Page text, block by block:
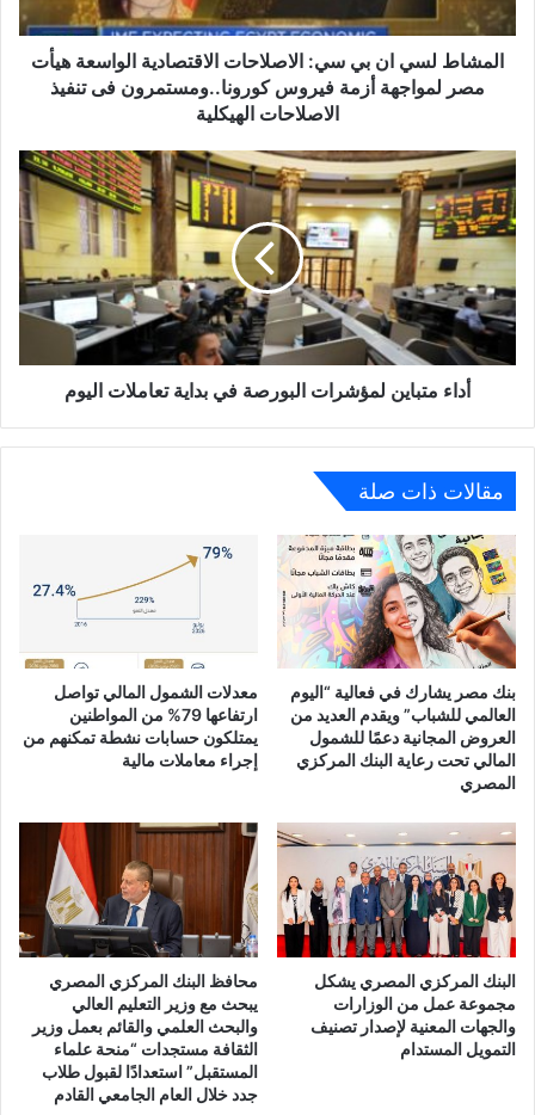
الواسعة
هيأت
مصر
لمواجهة
كورونا..ومستمرون
فى
تنفيذ
الاصلاحات
الهيكلية
المشاط لسي ان بي سي: الاصلاحات الاقتصادية الواسعة هيأت
مصر لمواجهة أزمة فيروس كورونا..ومستمرون فى تنفيذ
الاصلاحات الهيكلية
أداء
متباين
لمؤشرات
البورصة
في
بداية
تعاملات
اليوم
أداء متباين لمؤشرات البورصة في بداية تعاملات اليوم
مقالات ذات صلة
بنك مصر يشارك في فعالية “اليوم
العالمي للشباب” ويقدم العديد من
العروض المجانية دعمًا للشمول
المالي تحت رعاية البنك المركزي
المصري
معدلات الشمول المالي تواصل
ارتفاعها 79% من المواطنين
يمتلكون حسابات نشطة تمكنهم من
إجراء معاملات مالية
البنك المركزي المصري يشكل
مجموعة عمل من الوزارات
والجهات المعنية لإصدار تصنيف
التمويل المستدام
محافظ البنك المركزي المصري
يبحث مع وزير التعليم العالي
والبحث العلمي والقائم بعمل وزير
الثقافة مستجدات “منحة علماء
المستقبل” استعدادًا لقبول طلاب
جدد خلال العام الجامعي القادم